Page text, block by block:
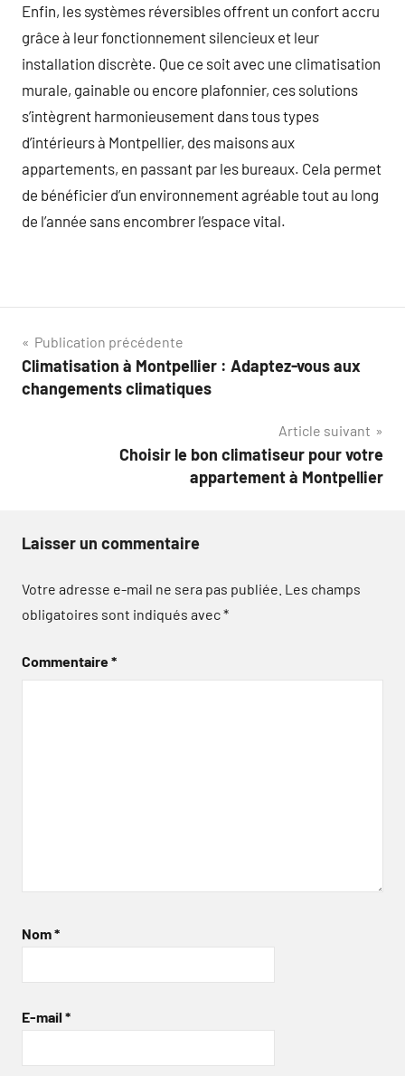
Enfin, les systèmes réversibles offrent un confort accru
grâce à leur fonctionnement silencieux et leur
installation discrète. Que ce soit avec une climatisation
murale, gainable ou encore plafonnier, ces solutions
s’intègrent harmonieusement dans tous types
d’intérieurs à Montpellier, des maisons aux
appartements, en passant par les bureaux. Cela permet
de bénéficier d’un environnement agréable tout au long
de l’année sans encombrer l’espace vital.
Navigation
de
Publication précédente
Climatisation à Montpellier : Adaptez-vous aux
changements climatiques
Article suivant
Choisir le bon climatiseur pour votre
appartement à Montpellier
Laisser un commentaire
Votre adresse e-mail ne sera pas publiée. Les champs
obligatoires sont indiqués avec*
Commentaire*
Nom*
E-mail *